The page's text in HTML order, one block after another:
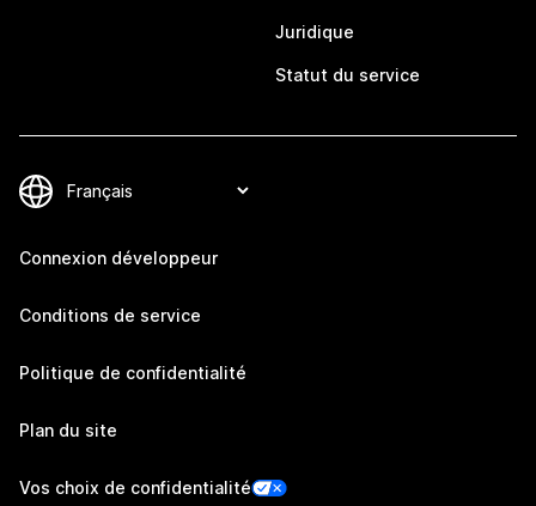
Juridique
Statut du service
Connexion développeur
Conditions de service
Politique de confidentialité
Plan du site
Vos choix de confidentialité